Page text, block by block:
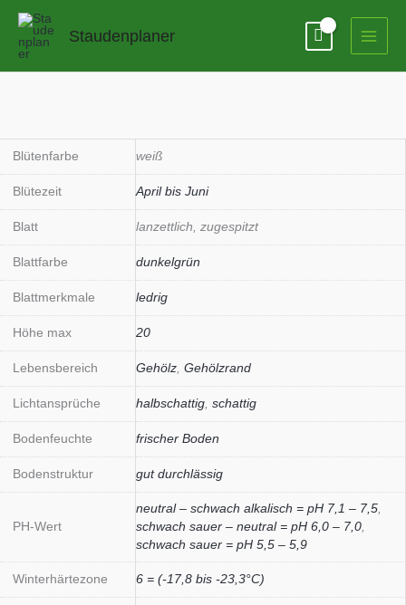
Zum
springen
Staudenplaner
Blütenfarbe weiß
Blütezeit April bis Juni
Blatt lanzettlich, zugespitzt
Blattfarbe dunkelgrün
Blattmerkmale ledrig
Höhe max 20
Lebensbereich Gehölz Gehölzrand
Lichtansprüche halbschattig schattig
Bodenfeuchte frischer Boden
Bodenstruktur gut durchlässig
PH-Wert
neutral – schwach alkalisch = pH 7,1 – 7,5
schwach sauer – neutral = pH 6,0 – 7,0
schwach sauer = pH 5,5 – 5,9
Winterhärtezone 6 = (-17,8 bis -23,3°C)